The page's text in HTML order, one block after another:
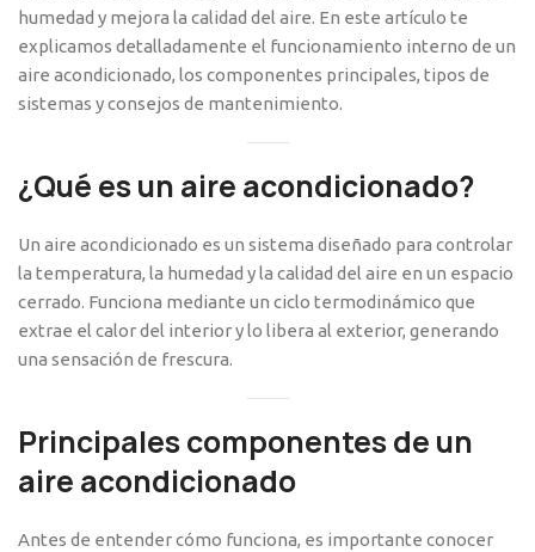
humedad y mejora la calidad del aire. En este artículo te
explicamos detalladamente el funcionamiento interno de un
aire acondicionado, los componentes principales, tipos de
sistemas y consejos de mantenimiento.
¿Qué es un aire acondicionado?
Un aire acondicionado es un sistema diseñado para controlar
la temperatura, la humedad y la calidad del aire en un espacio
cerrado. Funciona mediante un ciclo termodinámico que
extrae el calor del interior y lo libera al exterior, generando
una sensación de frescura.
Principales componentes de un
aire acondicionado
Antes de entender cómo funciona, es importante conocer